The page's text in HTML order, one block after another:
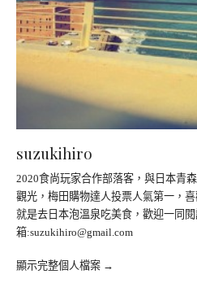
suzukihiro
2020食尚玩家合作部落客，與日本青
觀光，梅田購物達人投票人氣第一，
就是去日本泡溫泉吃美食，歡迎一同
箱:suzukihiro@gmail.com
顯示完整個人檔案 →